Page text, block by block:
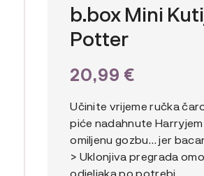
b.box Mini
Potter
20,99 €
Učinite vrijeme ručka
piće nadahnute
omiljenu gozbu… jer
> Uklonjiva pregrada
odjeljaka po potrebi